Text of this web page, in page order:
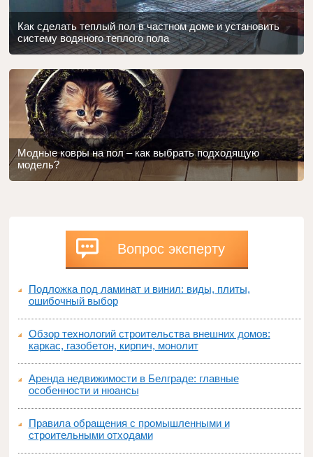
Как сделать теплый пол в частном доме и установить
систему водяного теплого пола
Модные ковры на пол – как выбрать подходящую
модель?
Вопрос эксперту
Подложка под ламинат и винил: виды, плиты,
ошибочный выбор
Обзор технологий строительства внешних домов:
каркас, газобетон, кирпич, монолит
Аренда недвижимости в Белграде: главные
особенности и нюансы
Правила обращения с промышленными и
строительными отходами